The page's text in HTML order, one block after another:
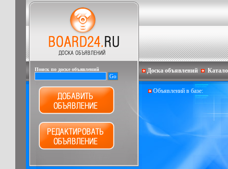
Поиск по доске объявлений Доска объявлений
Объявлений в базе: